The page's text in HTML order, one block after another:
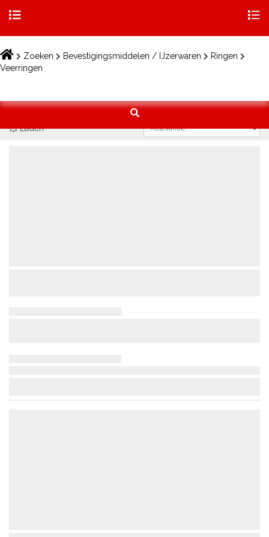
to
content
Zoeken
Bevestigingsmiddelen / IJzerwaren
Ringen
Veerringen
Laden